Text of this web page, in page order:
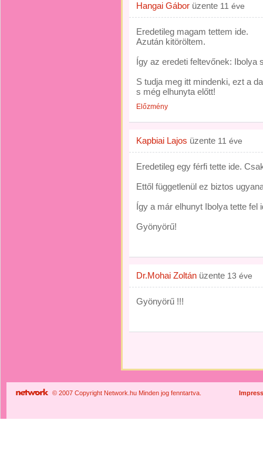
Hangai Gábor üzente 11 éve
Eredetileg magam tettem ide.
Azután kitöröltem.
Így az eredeti feltevőnek: Ibolya
S tudja meg itt mindenki, ezt a
s még elhunyta előtt!
Előzmény
Kapbiai Lajos üzente 11 éve
Eredetileg egy férfi tette ide.
Ettől függetlenül ez biztos
Így a már elhunyt Ibolya tette fel
Gyönyörű!
Dr.Mohai Zoltán üzente 13 éve
Gyönyörű !!!
© 2007 Copyright Network.hu Minden jog fenntartva.